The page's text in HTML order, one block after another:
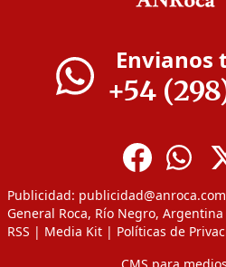
Envianos
+54
Publicidad:
General Roca, Río Negro, Argentina
RSS | Media Kit | Políticas de